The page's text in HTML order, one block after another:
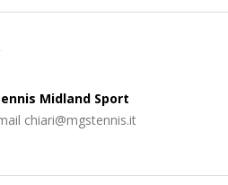
Midland Sport
chiari@mgstennis.it